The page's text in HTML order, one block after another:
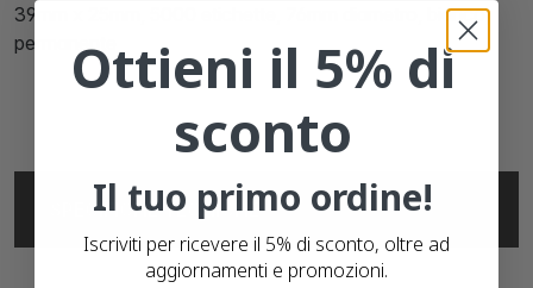
39mm x 25mm, 5000 etichette, 76mm diametro, bianco,
permanente
SPECIFICHE TECNICHE
Ottieni il 5% di
sconto
Il tuo primo ordine!
Iscriviti per ricevere il 5% di sconto, oltre ad
aggiornamenti e promozioni.